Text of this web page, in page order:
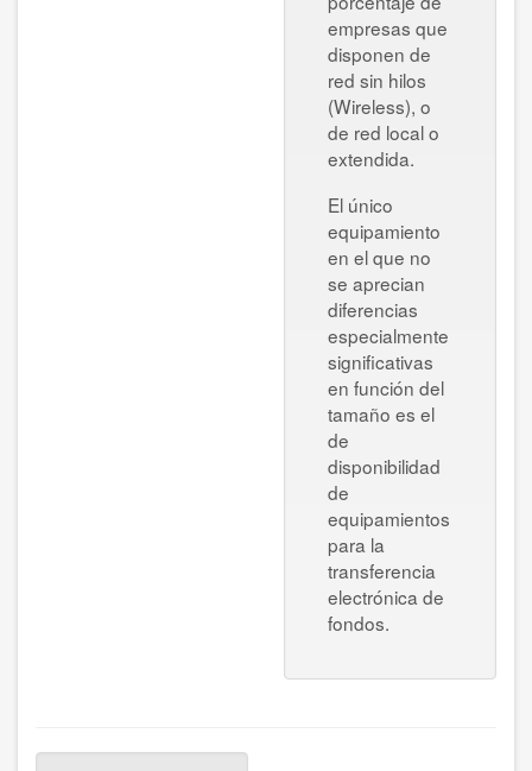
empresas que
disponen de
red sin hilos
(Wireless), o
de red local o
extendida.
El único
equipamiento
en el que no
se aprecian
diferencias
especialmente
significativas
en función del
tamaño es el
de
disponibilidad
de
equipamientos
para la
transferencia
electrónica de
fondos.